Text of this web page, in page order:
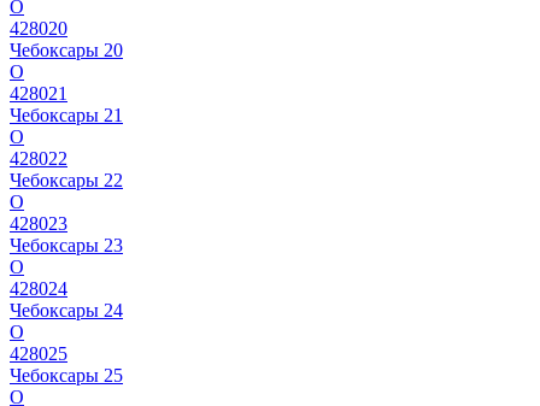
О
428020
Чебоксары 20
О
428021
Чебоксары 21
О
428022
Чебоксары 22
О
428023
Чебоксары 23
О
428024
Чебоксары 24
О
428025
Чебоксары 25
О